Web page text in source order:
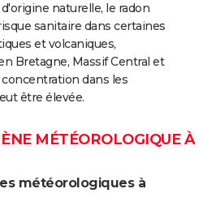
naturelle, le radon
sanitaire dans certaines
et volcaniques,
Bretagne, Massif Central et
concentration dans les
être élevée.
MÉTÉOROLOGIQUE À
météorologiques à